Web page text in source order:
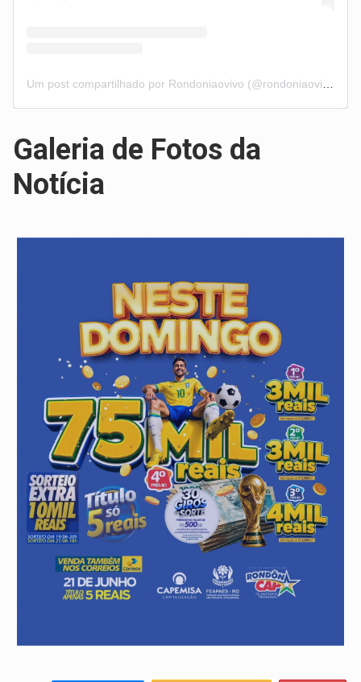
Um post compartilhado por Rondoniaovivo (@rondoniaovivo)
Galeria de Fotos da
Notícia